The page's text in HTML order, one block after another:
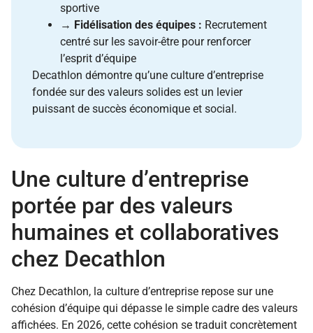
sportive
→ Fidélisation des équipes : Recrutement
centré sur les savoir-être pour renforcer
l’esprit d’équipe
Decathlon démontre qu’une culture d’entreprise
fondée sur des valeurs solides est un levier
puissant de succès économique et social.
Une culture d’entreprise
portée par des valeurs
humaines et collaboratives
chez Decathlon
Chez Decathlon, la culture d’entreprise repose sur une
cohésion d’équipe qui dépasse le simple cadre des valeurs
affichées. En 2026, cette cohésion se traduit concrètement